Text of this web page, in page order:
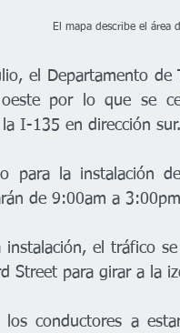
el Departamento de
oeste por lo que se
I-135 en dirección
para la instalación
de 9:00am a
instalación, el tráfico
Street para girar a la
conductores a